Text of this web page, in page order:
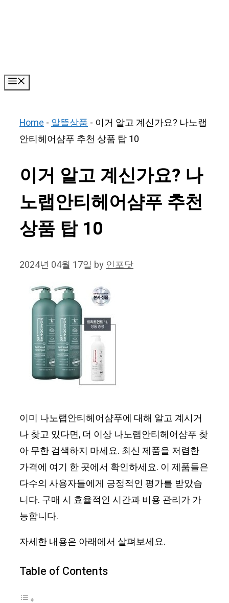
Home-알뜰상품- 이거 알고 계신가요? 나노랩
안티헤어샴푸 추천 상품 탑 10
이거 알고 계신가요? 나
노랩안티헤어샴푸 추천
상품 탑 10
2024년 04월 17일 by인포닷
이미 나노랩안티헤어샴푸에 대해 알고 계시거
나 찾고 있다면, 더 이상 나노랩안티헤어샴푸 찾
아 무한 검색하지 마세요. 최신 제품을 저렴한
가격에 여기 한 곳에서 확인하세요. 이 제품들은
다수의 사용자들에게 긍정적인 평가를 받았습
니다. 구매 시 효율적인 시간과 비용 관리가 가
능합니다.
자세한 내용은 아래에서 살펴보세요.
Table of Contents